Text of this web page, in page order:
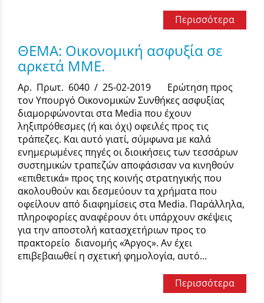
Περισσότερα
ΘΕΜΑ: Οικονομική ασφυξία σε
αρκετά ΜΜΕ.
Αρ. Πρωτ. 6040 / 25-02-2019 Ερώτηση προς
τον Υπουργό Οικονομικών Συνθήκες ασφυξίας
διαμορφώνονται στα Media που έχουν
ληξιπρόθεσμες (ή και όχι) οφειλές προς τις
τράπεζες. Και αυτό γιατί, σύμφωνα με καλά
ενημερωμένες πηγές οι διοικήσεις των τεσσάρων
συστημικών τραπεζών αποφάσισαν να κινηθούν
«επιθετικά» προς της κοινής στρατηγικής που
ακολουθούν και δεσμεύουν τα χρήματα που
οφείλουν από διαφημίσεις στα Media. Παράλληλα,
πληροφορίες αναφέρουν ότι υπάρχουν σκέψεις
για την αποστολή κατασχετήριων προς το
πρακτορείο διανομής «Άργος». Αν έχει
επιβεβαιωθεί η σχετική φημολογία, αυτό...
Περισσότερα